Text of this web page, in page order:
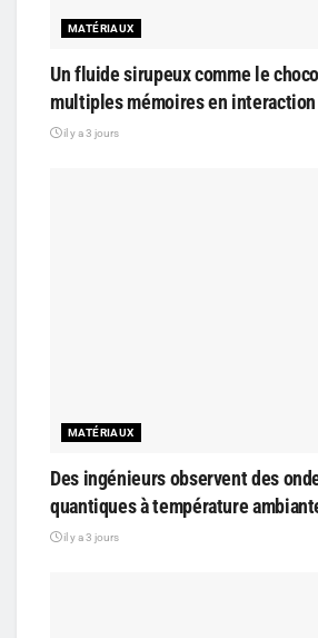
MATÉRIAUX
Un fluide sirupeux comme le
multiples mémoires en interaction
il y a 3 jours
MATÉRIAUX
Des ingénieurs observent des
quantiques à température
il y a 3 jours